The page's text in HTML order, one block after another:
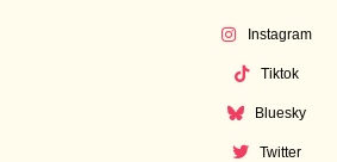
Instagram
Tiktok
Bluesky
Twitter